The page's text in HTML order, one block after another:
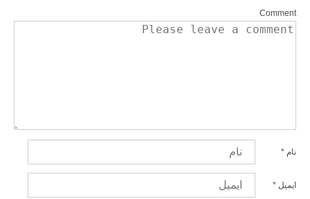
Comment
نام *
ایمیل *